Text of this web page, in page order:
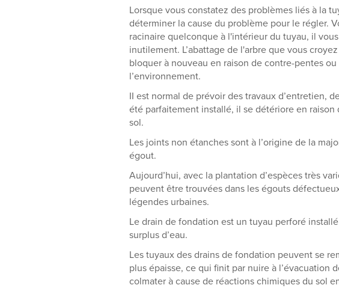
Lorsque vous constatez des problèmes liés à la
déterminer la cause du problème pour le régler.
racinaire quelconque à l'intérieur du tuyau, il
inutilement. L’abattage de l'arbre que vous
bloquer à nouveau en raison de contre-pentes
l’environnement.
II est normal de prévoir des travaux d’entretien,
été parfaitement installé, il se détériore en
sol.
Les joints non étanches sont à l’origine de la
égout.
Aujourd’hui, avec la plantation d’espèces très
peuvent être trouvées dans les égouts
légendes urbaines.
Le drain de fondation est un tuyau perforé
surplus d’eau.
Les tuyaux des drains de fondation peuvent se
plus épaisse, ce qui finit par nuire à l’évacuation
colmater à cause de réactions chimiques du sol